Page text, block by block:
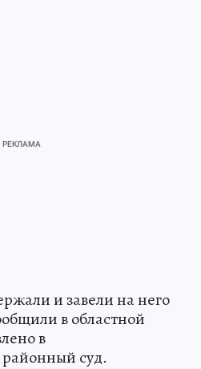
и завели на него
в областной
в
суд.